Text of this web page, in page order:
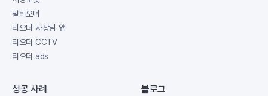
멀티오더
티오더 사장님 앱
티오더 CCTV
티오더 ads
성공 사례 블로그